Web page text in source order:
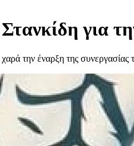
για
την έναρξη της συνεργασίας